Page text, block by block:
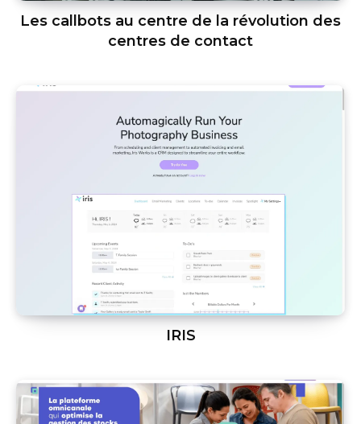
Les callbots au centre de la révolution des
centres de contact
IRIS